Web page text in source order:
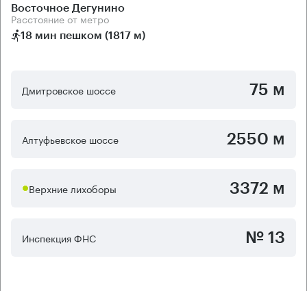
Восточное Дегунино
Расстояние от метро
18 мин пешком (1817 м)
Дмитровское шоссе 75 м
Алтуфьевское шоссе 2550 м
Верхние лихоборы 3372 м
Инспекция ФНС № 13